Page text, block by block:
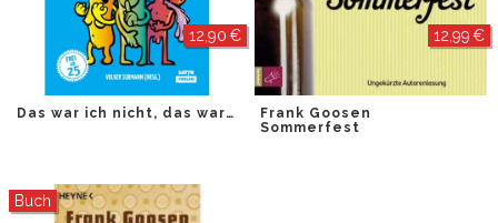
12,90 €
Das war ich nicht, das waren die Hormone!
12,99 €
Frank Goosen
Sommerfest
Buch